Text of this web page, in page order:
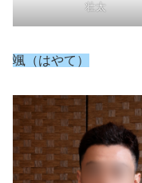
壮太
颯（はやて）